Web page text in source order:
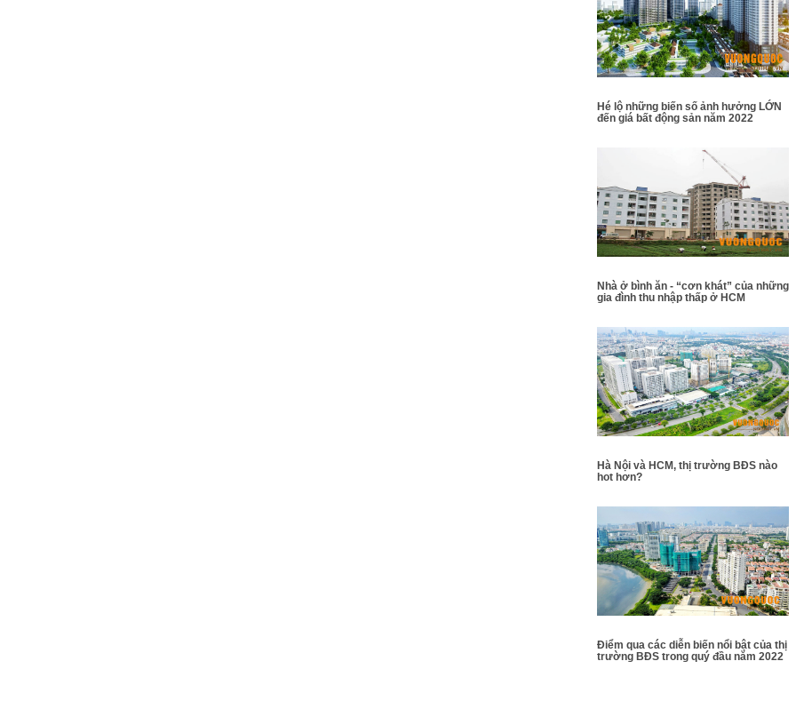
Hé lộ những biến số ảnh hưởng LỚN
đến giá bất động sản năm 2022
Nhà ở bình ăn - “cơn khát” của những
gia đình thu nhập thấp ở HCM
Hà Nội và HCM, thị trường BĐS nào
hot hơn?
Điểm qua các diễn biến nổi bật của thị
trường BĐS trong quý đầu năm 2022